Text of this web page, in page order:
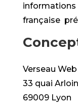
française
Verseau Web
33 quai
69009 Lyon